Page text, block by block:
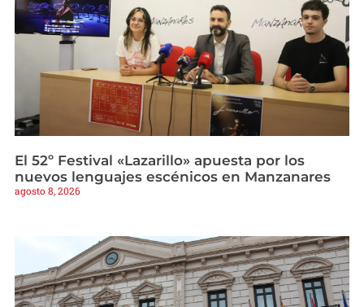
El 52º Festival «Lazarillo» apuesta por los
nuevos lenguajes escénicos en Manzanares
agosto 8, 2026